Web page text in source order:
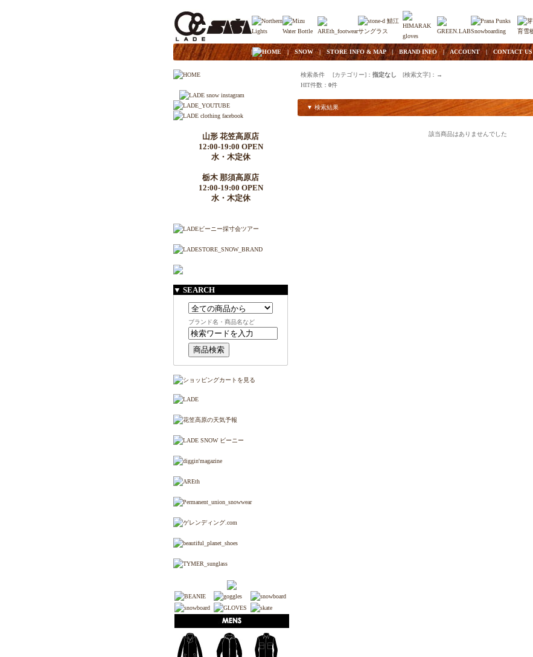
| HOME|SNOW| STORE INFO & MAP|BRAND INFO|ACCOUNT|CONTACT US
山形 花笠高原店
12:00-19:00 OPEN
水・木定休
栃木 那須高原店
12:00-19:00 OPEN
水・木定休
▼ SEARCH
ブランド名・商品名など
検索条件 [カテゴリー]： 指定なし [検索文字]： →
HIT件数： 0件
▼ 検索結果
該当商品はありませんでした